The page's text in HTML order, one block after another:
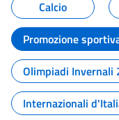
Calcio
Promozione
Olimpiadi Invernali
Internazionali